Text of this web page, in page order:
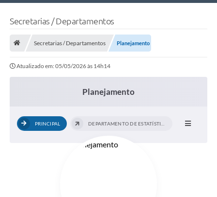
Estrutura Administrativa
Secretarias / Departamentos
Secretarias / Departamentos Planejamento
Atualizado em: 05/05/2026 às 14h14
Planejamento
PRINCIPAL